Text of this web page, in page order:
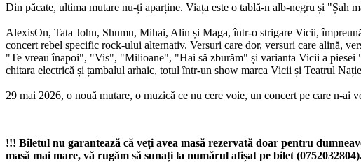
Din păcate, ultima mutare nu-ți aparține. Viața este o tablă-n alb-negru și "Șah
AlexisOn, Tata John, Shumu, Mihai, Alin și Maga, într-o strigare Vicii,
concert rebel specific rock-ului alternativ. Versuri care dor, versuri care alină,
"Te vreau înapoi", "Vis", "Milioane", "Hai să zburăm" și varianta Vicii a piesei
chitara electrică și țambalul arhaic, totul într-un show marca Vicii și Teatrul
29 mai 2026, o nouă mutare, o muzică ce nu cere voie, un concert pe care n-ai
!!! Biletul nu garantează că veți avea masă rezervată doar pentru
masă mai mare, vă rugăm să sunați la numărul afișat pe bilet